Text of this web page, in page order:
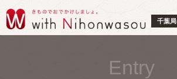
千葉局
Entry